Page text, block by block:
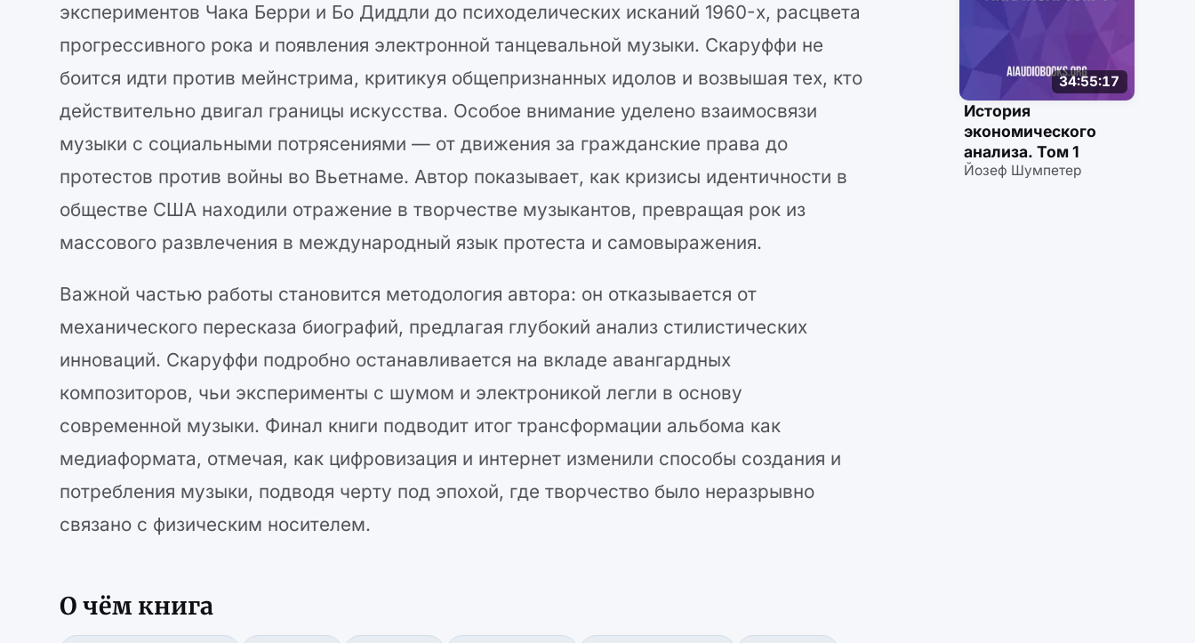
экспериментов Чака Берри и Бо Диддли до психоделических исканий 1960-х, расцвета
прогрессивного рока и появления электронной танцевальной музыки. Скаруффи не
боится идти против мейнстрима, критикуя общепризнанных идолов и возвышая тех, кто
действительно двигал границы искусства. Особое внимание уделено взаимосвязи
музыки с социальными потрясениями — от движения за гражданские права до
протестов против войны во Вьетнаме. Автор показывает, как кризисы идентичности в
обществе США находили отражение в творчестве музыкантов, превращая рок из
массового развлечения в международный язык протеста и самовыражения.
Важной частью работы становится методология автора: он отказывается от
механического пересказа биографий, предлагая глубокий анализ стилистических
инноваций. Скаруффи подробно останавливается на вкладе авангардных
композиторов, чьи эксперименты с шумом и электроникой легли в основу
современной музыки. Финал книги подводит итог трансформации альбома как
медиаформата, отмечая, как цифровизация и интернет изменили способы создания и
потребления музыки, подводя черту под эпохой, где творчество было неразрывно
связано с физическим носителем.
О чём книга
34:55:17
История
экономического
анализа. Том 1
Йозеф Шумпетер